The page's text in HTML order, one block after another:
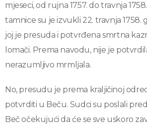
mjeseci, od rujna 1757. do travnja
tamnice su je izvukli 22. travnja 1758.
joj je presuda i potvrđena smrtna
lomači. Prema navodu, nije je
nerazumljivo mrmljala.
No, presudu je prema kraljičinoj
potvrditi u Beču. Sudci su poslali
Beč očekujući da će se sve uskoro